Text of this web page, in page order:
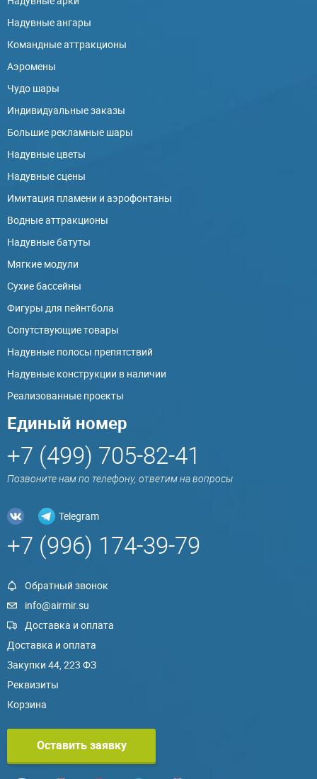
Надувные ангары
Командные аттракционы
Аэромены
Чудо шары
Индивидуальные заказы
Большие рекламные шары
Надувные цветы
Надувные сцены
Имитация пламени и аэрофонтаны
Водные аттракционы
Надувные батуты
Мягкие модули
Сухие бассейны
Фигуры для пейнтбола
Сопутствующие товары
Надувные полосы препятствий
Надувные конструкции в наличии
Реализованные проекты
Единый номер
+7 (499) 705-82-41
Позвоните нам по телефону, ответим на вопросы
Telegram
+7 (996) 174-39-79
Обратный звонок
info@airmir.su
Доставка и оплата
Доставка и оплата
Закупки 44, 223 ФЗ
Реквизиты
Корзина
Оставить заявку